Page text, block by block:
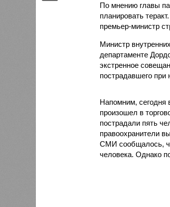
По мнению главы
планировать
премьер-министр
Министр
департаменте
экстренное
пострадавшего при
Напомним, сегодня
произошел в
пострадали пять
правоохранители
СМИ сообщалось,
человека. Однако